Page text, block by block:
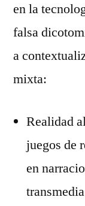
en la
falsa
a
mixta:
Realidad
juegos de
en